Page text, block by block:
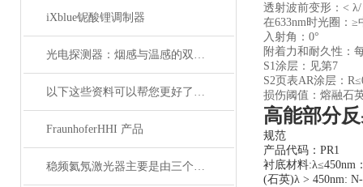
iXblue铌酸锂调制器
光电探测器：烟感与温感的双重角色
以下这些资料可以帮您更好了解偏振分析仪
FraunhoferHHI 产品
稳频氦氖激光器主要是由三个部分组成
透射波前变形：< λ/
在633nm时光圈：≥
入射角：0°
附着力和耐久性：
S1涂层：见第7
S2页表AR涂层：
损伤阈值：熔融石英
高能部分
规范
产品代码：PR1
衬底材料:λ≤450nm
(石英)λ > 450nm: